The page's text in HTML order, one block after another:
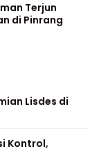
Terjun
di Pinrang
Lisdes di
Kontrol,